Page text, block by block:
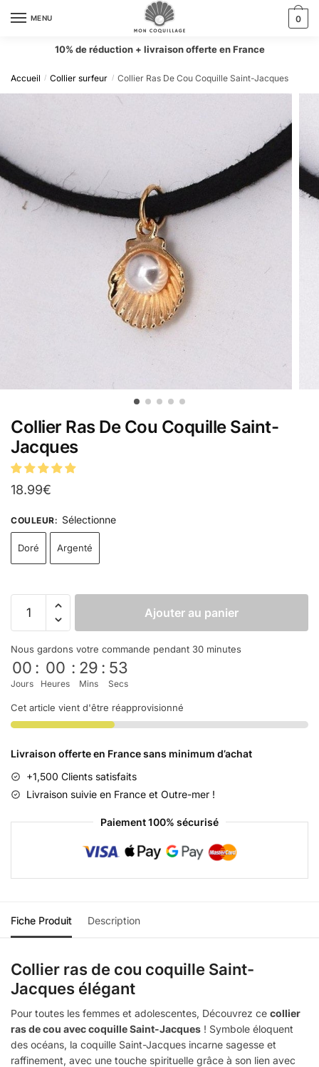
MENU 0
10% de réduction + livraison offerte en France
Accueil / Collier surfeur / Collier Ras De Cou Coquille Saint-Jacques
Collier Ras De Cou Coquille Saint-
Jacques
18.99€
COULEUR: Sélectionne
Doré Argenté
Ajouter au panier
Nous gardons votre commande pendant 30 minutes
00
Jours
: 00
Heures
: 29
Mins
: 53
Secs
Cet article vient d'être réapprovisionné
Livraison offerte en France sans minimum d’achat
+1,500 Clients satisfaits
Livraison suivie en France et Outre-mer !
Paiement 100% sécurisé
Fiche Produit Description
Collier ras de cou coquille Saint-
Jacques élégant
Pour toutes les femmes et adolescentes, Découvrez ce collier
ras de cou avec coquille Saint-Jacques ! Symbole éloquent
des océans, la coquille Saint-Jacques incarne sagesse et
raffinement, avec une touche spirituelle grâce à son lien avec